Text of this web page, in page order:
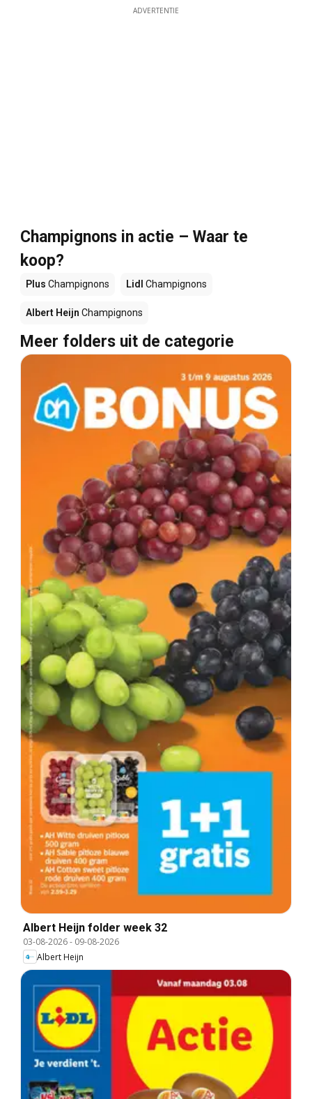
ADVERTENTIE
Champignons in actie – Waar te
koop?
Plus Champignons Lidl Champignons
Albert Heijn Champignons
Meer folders uit de categorie
Albert Heijn folder week 32
03-08-2026- 09-08-2026
Albert Heijn